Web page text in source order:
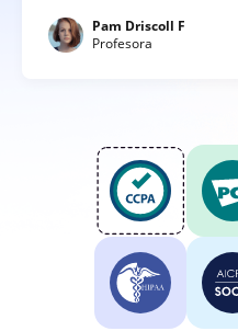
Pam Driscoll F
Profesora